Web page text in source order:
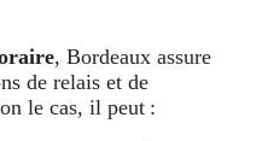
, Bordeaux assure
de relais et de
le cas, il peut :